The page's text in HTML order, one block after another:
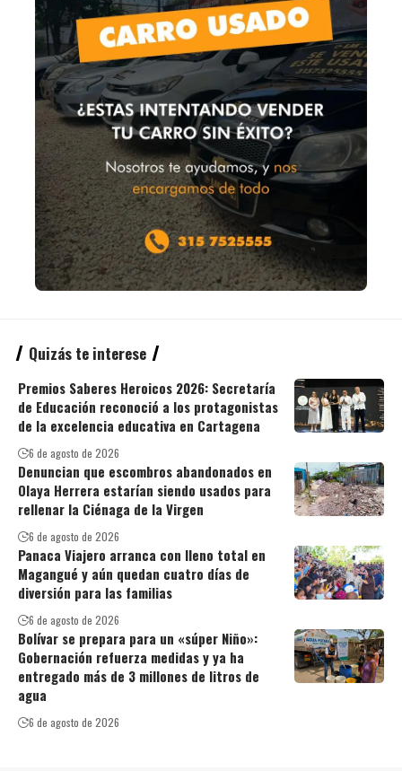
Quizás te interese
Premios Saberes Heroicos 2026: Secretaría
de Educación reconoció a los protagonistas
de la excelencia educativa en Cartagena
6 de agosto de 2026
Denuncian que escombros abandonados en
Olaya Herrera estarían siendo usados para
rellenar la Ciénaga de la Virgen
6 de agosto de 2026
Panaca Viajero arranca con lleno total en
Magangué y aún quedan cuatro días de
diversión para las familias
6 de agosto de 2026
Bolívar se prepara para un «súper Niño»:
Gobernación refuerza medidas y ya ha
entregado más de 3 millones de litros de
agua
6 de agosto de 2026